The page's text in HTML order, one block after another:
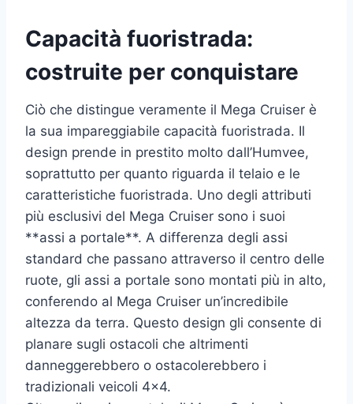
Capacità fuoristrada:
costruite per conquistare
Ciò che distingue veramente il Mega Cruiser è
la sua impareggiabile capacità fuoristrada. Il
design prende in prestito molto dall’Humvee,
soprattutto per quanto riguarda il telaio e le
caratteristiche fuoristrada. Uno degli attributi
più esclusivi del Mega Cruiser sono i suoi
**assi a portale**. A differenza degli assi
standard che passano attraverso il centro delle
ruote, gli assi a portale sono montati più in alto,
conferendo al Mega Cruiser un’incredibile
altezza da terra. Questo design gli consente di
planare sugli ostacoli che altrimenti
danneggerebbero o ostacolerebbero i
tradizionali veicoli 4×4.